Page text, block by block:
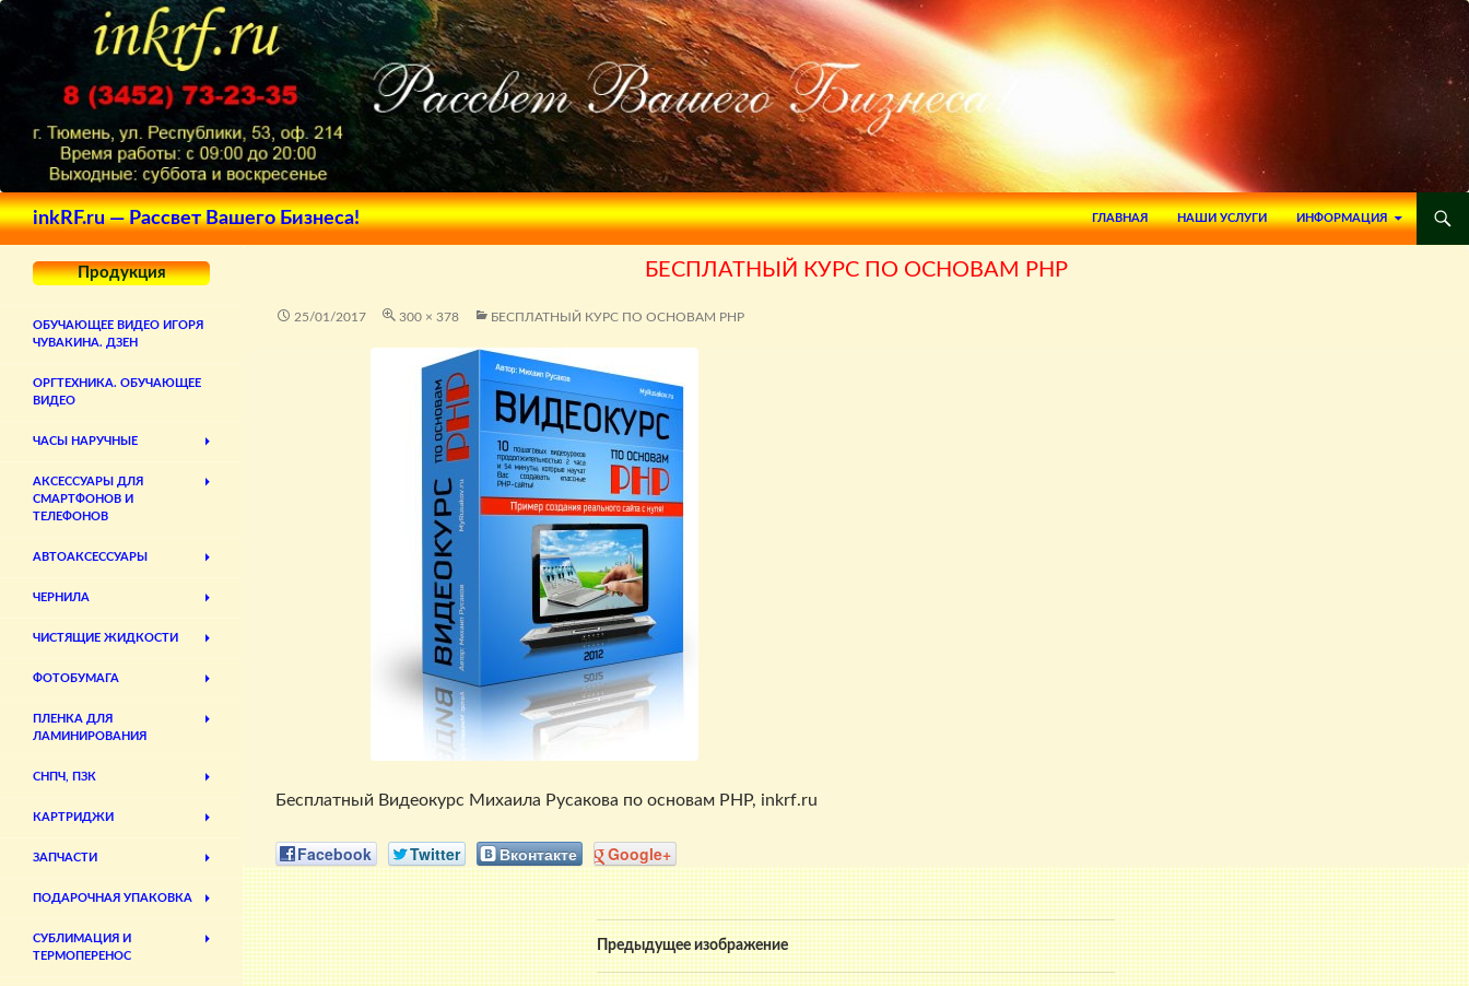
inkRF.ru — Рассвет Вашего Бизнеса!
Поиск
ПЕРЕЙТИ К СОДЕРЖИМОМУ
ГЛАВНАЯ
НАШИ УСЛУГИ ИНФОРМАЦИЯ
БЕСПЛАТНЫЙ КУРС ПО ОСНОВАМ PHP
25/01/2017 300 × 378 БЕСПЛАТНЫЙ КУРС ПО ОСНОВАМ PHP
Бесплатный Видеокурс Михаила Русакова по основам PHP, inkrf.ru
Facebook Twitter Вконтакте Google+
Предыдущее изображение
Продукция
ОБУЧАЮЩЕЕ ВИДЕО ИГОРЯ
ЧУВАКИНА. ДЗЕН
ОРГТЕХНИКА. ОБУЧАЮЩЕЕ
ВИДЕО
ЧАСЫ НАРУЧНЫЕ
АКСЕССУАРЫ ДЛЯ
СМАРТФОНОВ И
ТЕЛЕФОНОВ
АВТОАКСЕССУАРЫ
ЧЕРНИЛА
ЧИСТЯЩИЕ ЖИДКОСТИ
ФОТОБУМАГА
ПЛЕНКА ДЛЯ
ЛАМИНИРОВАНИЯ
СНПЧ, ПЗК
КАРТРИДЖИ
ЗАПЧАСТИ
ПОДАРОЧНАЯ УПАКОВКА
СУБЛИМАЦИЯ И
ТЕРМОПЕРЕНОС